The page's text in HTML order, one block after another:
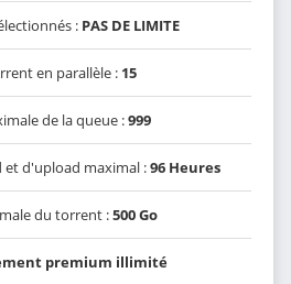
: PAS DE LIMITE
en parallèle : 15
de la queue :999
et d'upload maximal :96 Heures
du torrent :500 Go
premium illimité